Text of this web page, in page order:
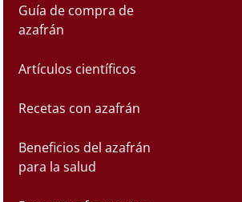
Guía de compra de
azafrán
Artículos científicos
Recetas con azafrán
Beneficios del azafrán
para la salud